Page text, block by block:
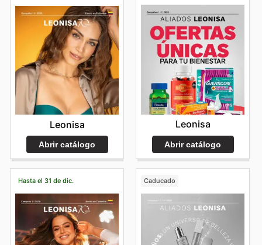
Leonisa
Abrir catálogo
Leonisa
Abrir catálogo
Hasta el 31 de dic. Caducado